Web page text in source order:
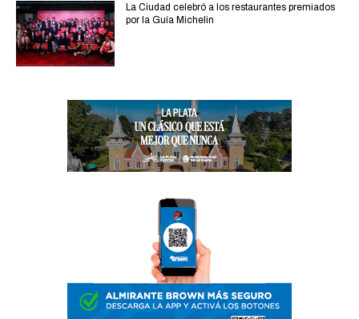
La Ciudad celebró a los restaurantes premiados
por la Guía Michelin